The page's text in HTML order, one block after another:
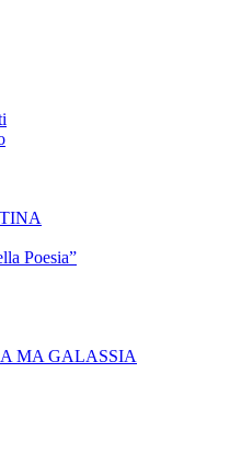
Poesia”
MA GALASSIA